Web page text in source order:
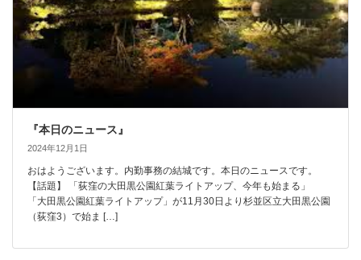
『本日のニュース』
2024年12月1日
おはようございます。内勤事務の結城です。本日のニュースです。
【話題】 「荻窪の大田黒公園紅葉ライトアップ、今年も始まる」
「大田黒公園紅葉ライトアップ」が11月30日より杉並区立大田黒公園
（荻窪3）で始ま […]